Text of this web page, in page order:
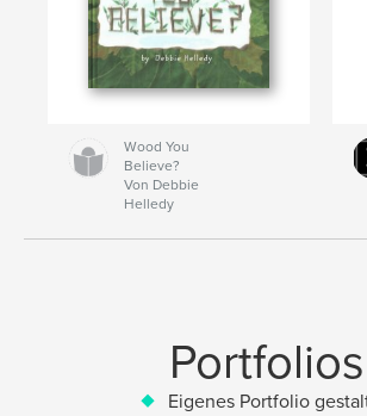
Wood You
Believe?
Von Debbie
Helledy
Portfolios
Eigenes Portfolio